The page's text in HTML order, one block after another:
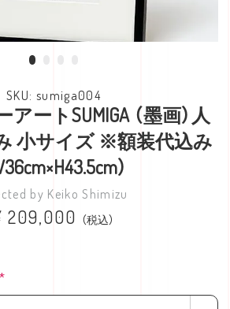
sumiga004
ートSUMIGA （墨画）人
小サイズ ※額装代込み
）
Keiko Shimizu
209,000 税込
須)